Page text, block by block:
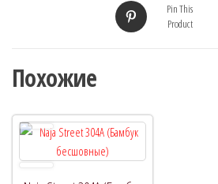
Pin This
Product
Похожие